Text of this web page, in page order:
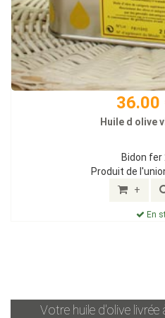
Huile d olive
Bidon fer
Produit de
+
En
Votre huile d'olive livrée